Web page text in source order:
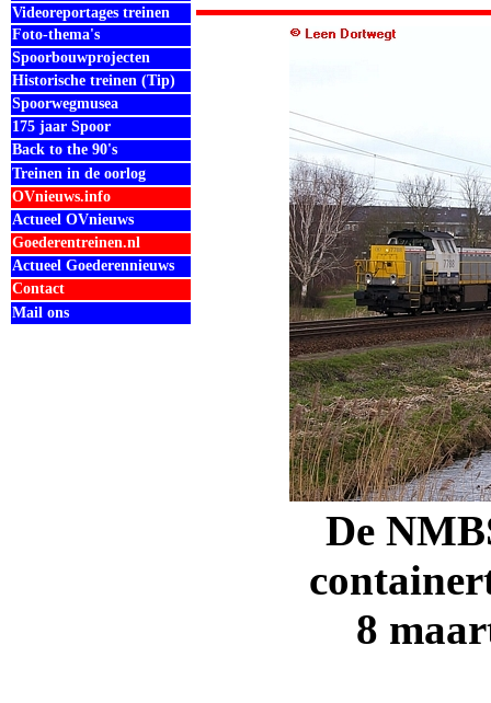
Videoreportages treinen
Foto-thema's
Spoorbouwprojecten
Historische treinen (Tip)
Spoorwegmusea
175 jaar Spoor
Back to the 90's
Treinen in de oorlog
OVnieuws.info
Actueel OVnieuws
Goederentreinen.nl
Actueel Goederennieuws
Contact
Mail ons
De
8